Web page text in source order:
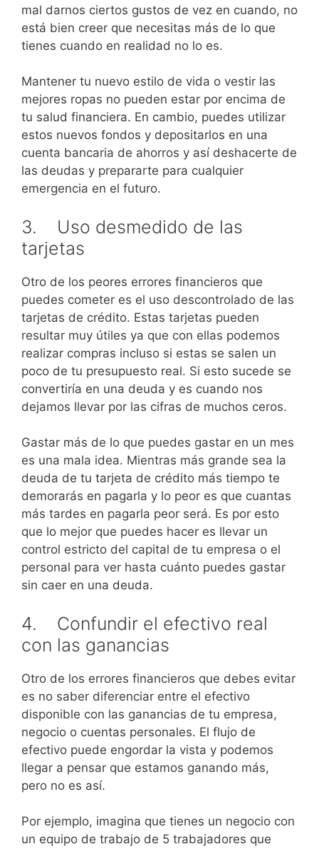
mal darnos ciertos gustos de vez en cuando, no
está bien creer que necesitas más de lo que
tienes cuando en realidad no lo es.
Mantener tu nuevo estilo de vida o vestir las
mejores ropas no pueden estar por encima de
tu salud financiera. En cambio, puedes utilizar
estos nuevos fondos y depositarlos en una
cuenta bancaria de ahorros y así deshacerte de
las deudas y prepararte para cualquier
emergencia en el futuro.
3. Uso desmedido de las
tarjetas
Otro de los peores errores financieros que
puedes cometer es el uso descontrolado de las
tarjetas de crédito. Estas tarjetas pueden
resultar muy útiles ya que con ellas podemos
realizar compras incluso si estas se salen un
poco de tu presupuesto real. Si esto sucede se
convertiría en una deuda y es cuando nos
dejamos llevar por las cifras de muchos ceros.
Gastar más de lo que puedes gastar en un mes
es una mala idea. Mientras más grande sea la
deuda de tu tarjeta de crédito más tiempo te
demorarás en pagarla y lo peor es que cuantas
más tardes en pagarla peor será. Es por esto
que lo mejor que puedes hacer es llevar un
control estricto del capital de tu empresa o el
personal para ver hasta cuánto puedes gastar
sin caer en una deuda.
4. Confundir el efectivo real
con las ganancias
Otro de los errores financieros que debes evitar
es no saber diferenciar entre el efectivo
disponible con las ganancias de tu empresa,
negocio o cuentas personales. El flujo de
efectivo puede engordar la vista y podemos
llegar a pensar que estamos ganando más,
pero no es así.
Por ejemplo, imagina que tienes un negocio con
un equipo de trabajo de 5 trabajadores que